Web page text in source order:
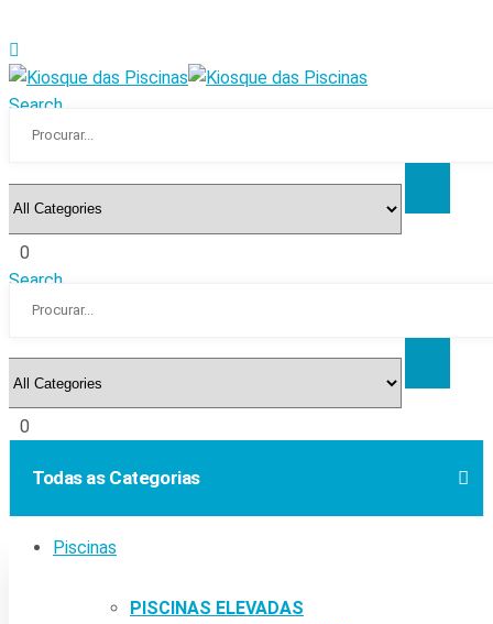
Search
0
Search
0
Todas as Categorias
Piscinas
PISCINAS ELEVADAS